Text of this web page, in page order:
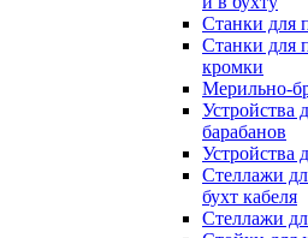
Станки для
Станки для
кромки
Мерильно-
Устройства
барабанов
Устройства
Стеллажи
бухт кабеля
Стеллажи